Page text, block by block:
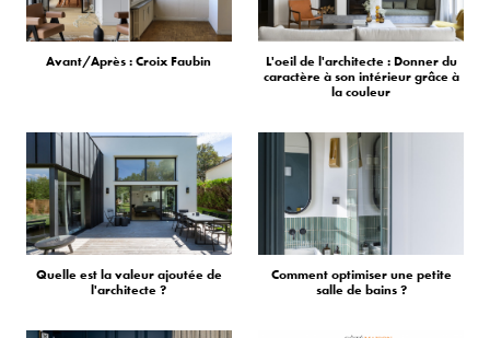
Avant/Après : Croix Faubin
L'oeil de l'architecte : Donner du
caractère à son intérieur grâce à
la couleur
Quelle est la valeur ajoutée de
l'architecte ?
Comment optimiser une petite
salle de bains ?